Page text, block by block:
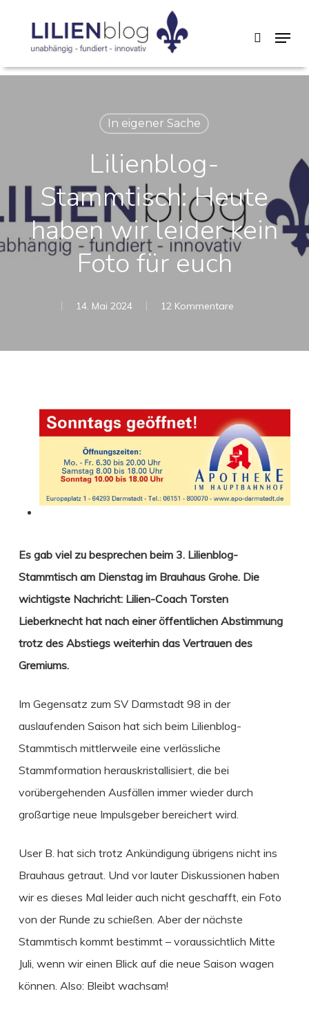
content
search
Menu
In eigener Sache
Lilienblog-
Stammtisch: Heute
haben wir leider kein
Foto für euch
14. Mai 2024 12 Kommentare
Es gab viel zu besprechen beim 3. Lilienblog-
Stammtisch am Dienstag im Brauhaus Grohe. Die
wichtigste Nachricht: Lilien-Coach Torsten
Lieberknecht hat nach einer öffentlichen Abstimmung
trotz des Abstiegs weiterhin das Vertrauen des
Gremiums.
Im Gegensatz zum SV Darmstadt 98 in der
auslaufenden Saison hat sich beim Lilienblog-
Stammtisch mittlerweile eine verlässliche
Stammformation herauskristallisiert, die bei
vorübergehenden Ausfällen immer wieder durch
großartige neue Impulsgeber bereichert wird.
User B. hat sich trotz Ankündigung übrigens nicht ins
Brauhaus getraut. Und vor lauter Diskussionen haben
wir es dieses Mal leider auch nicht geschafft, ein Foto
von der Runde zu schießen. Aber der nächste
Stammtisch kommt bestimmt – voraussichtlich Mitte
Juli, wenn wir einen Blick auf die neue Saison wagen
können. Also: Bleibt wachsam!